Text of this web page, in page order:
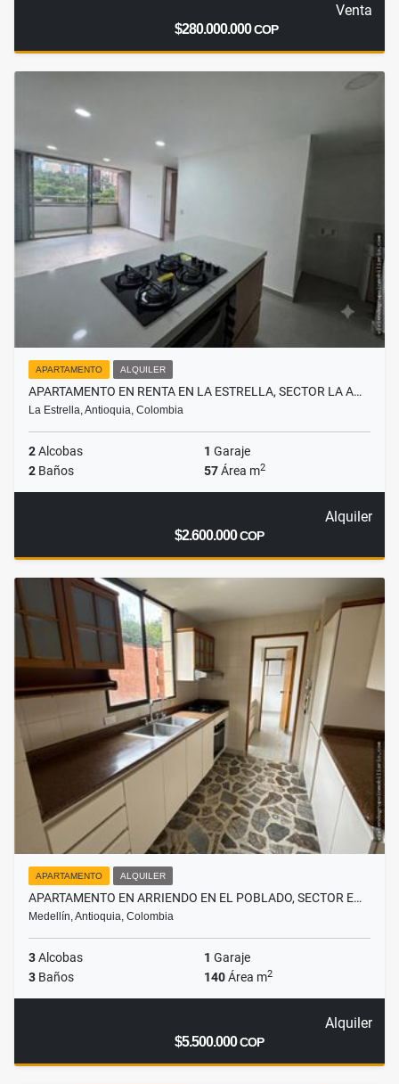
Venta
$280.000.000COP
APARTAMENTO ALQUILER
APARTAMENTO EN RENTA EN LA ESTRELLA, SECTOR LA A…
La Estrella, Antioquia, Colombia
2Alcobas 1 Garaje
2 Baños 57Área m2
Alquiler
$2.600.000COP
APARTAMENTO ALQUILER
APARTAMENTO EN ARRIENDO EN EL POBLADO, SECTOR E…
Medellín, Antioquia, Colombia
3Alcobas 1 Garaje
3 Baños 140Área m2
Alquiler
$5.500.000COP